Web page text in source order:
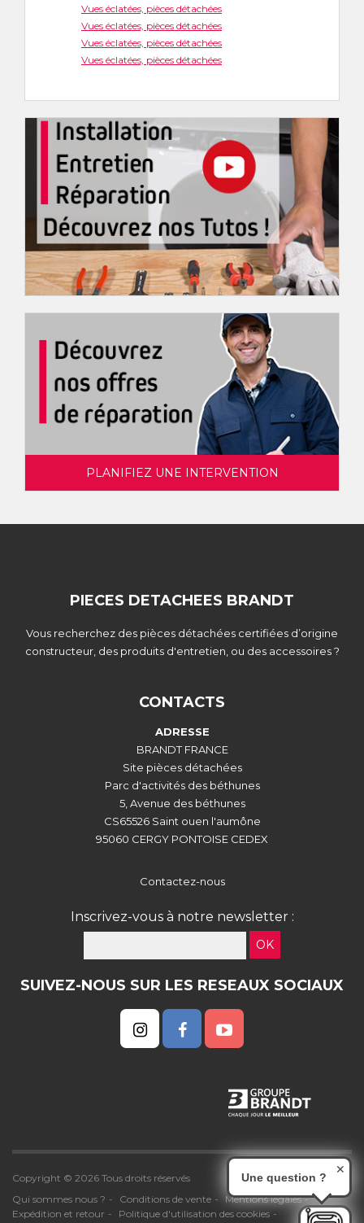
Vues éclatées, pièces détachées
Vues éclatées, pièces détachées
Vues éclatées, pièces détachées
Vues éclatées, pièces détachées
PLANIFIEZ UNE INTERVENTION
PIECES DETACHEES BRANDT
Vous recherchez des pièces détachées certifiées d’origine
constructeur, des produits d'entretien, ou des accessoires ?
CONTACTS
ADRESSE
BRANDT FRANCE
Site pièces détachées
Parc d'activités des béthunes
5, Avenue des béthunes
CS65526 Saint ouen l'aumône
95060 CERGY PONTOISE CEDEX
Contactez-nous
Inscrivez-vous à notre newsletter :
OK
SUIVEZ-NOUS SUR LES RESEAUX SOCIAUX
Copyright © 2026 Tous droits réservés
Qui sommes nous ?
Conditions de vente
Mentions légales
Expédition et retour
Politique d'utilisation des cookies
Une question ?
✕